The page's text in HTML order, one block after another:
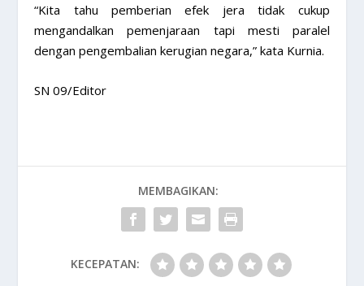
“Kita tahu pemberian efek jera tidak cukup
mengandalkan pemenjaraan tapi mesti paralel
dengan pengembalian kerugian negara,” kata Kurnia.
SN 09/Editor
MEMBAGIKAN:
KECEPATAN: